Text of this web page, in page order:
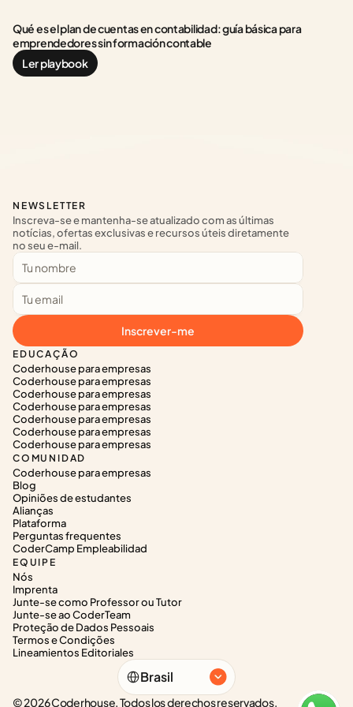
Qué es el plan de cuentas en contabilidad: guía básica para
emprendedores sin formación contable
Ler playbook
EDUCAÇÃO
Coderhouse para empresas
Coderhouse para empresas
Coderhouse para empresas
Coderhouse para empresas
Coderhouse para empresas
Coderhouse para empresas
Coderhouse para empresas
COMUNIDAD
Coderhouse para empresas
Blog
Opiniões de estudantes
Alianças
Plataforma
Perguntas frequentes
CoderCamp Empleabilidad
EQUIPE
Nós
Imprenta
Junte-se como Professor ou Tutor
Junte-se ao CoderTeam
Proteção de Dados Pessoais
Termos e Condições
Lineamientos Editoriales
NEWSLETTER
Inscreva-se e mantenha-se atualizado com as últimas
notícias, ofertas exclusivas e recursos úteis diretamente
no seu e-mail.
Inscrever-me
Select Language
Brasil
© 2026 Coderhouse. Todos los derechos reservados.